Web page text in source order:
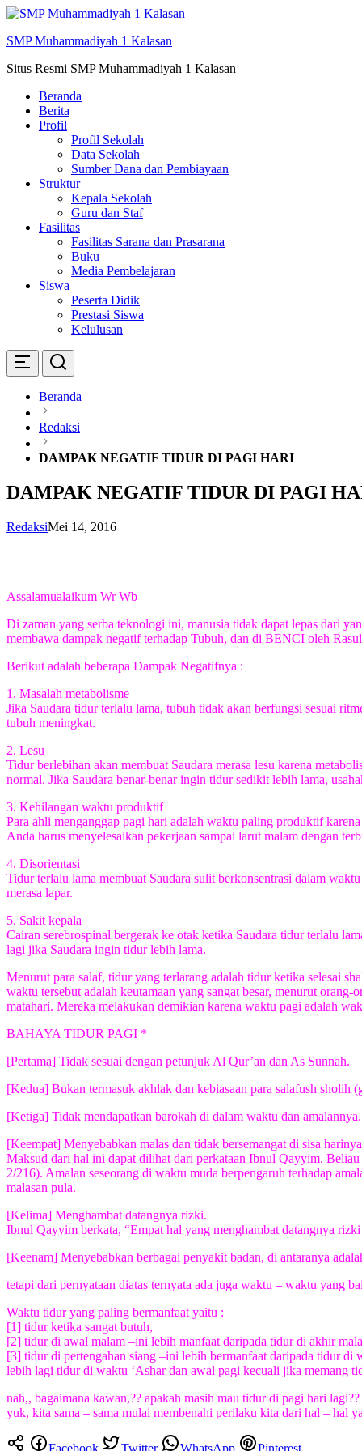
Skip
konten
SMP Muhammadiyah 1 Kalasan
Situs Resmi SMP Muhammadiyah 1 Kalasan
Beranda
Berita
Profil
Profil Sekolah
Data Sekolah
Sumber Dana dan Pembiayaan
Struktur
Kepala Sekolah
Guru dan Staf
Fasilitas
Fasilitas Sarana dan Prasarana
Buku
Media Pembelajaran
Siswa
Peserta Didik
Prestasi Siswa
Kelulusan
Beranda
Redaksi
DAMPAK NEGATIF TIDUR DI PAGI HARI
DAMPAK NEGATIF TIDUR DI PAGI
RedaksiMei 14, 2016
Assalamualaikum Wr Wb
Di zaman yang serba teknologi ini, manusia tidak dapat lepas dari
membawa dampak negatif terhadap Tubuh, dan di BENCI oleh
Berikut adalah beberapa Dampak Negatifnya :
1. Masalah metabolisme
Jika Saudara tidur terlalu lama, tubuh tidak akan berfungsi sesuai
tubuh meningkat.
2. Lesu
Tidur berlebihan akan membuat Saudara merasa lesu karena
normal. Jika Saudara benar-benar ingin tidur sedikit lebih lama,
3. Kehilangan waktu produktif
Para ahli menganggap pagi hari adalah waktu paling produktif
Anda harus menyelesaikan pekerjaan sampai larut malam dengan
4. Disorientasi
Tidur terlalu lama membuat Saudara sulit berkonsentrasi dalam
merasa lapar.
5. Sakit kepala
Cairan serebrospinal bergerak ke otak ketika Saudara tidur terlalu
lagi jika Saudara ingin tidur lebih lama.
Menurut para salaf, tidur yang terlarang adalah tidur ketika selesai
waktu tersebut adalah keutamaan yang sangat besar, menurut
matahari. Mereka melakukan demikian karena waktu pagi adalah
BAHAYA TIDUR PAGI *
[Pertama] Tidak sesuai dengan petunjuk Al Qur’an dan As Sunnah.
[Kedua] Bukan termasuk akhlak dan kebiasaan para salafush sholih
[Ketiga] Tidak mendapatkan barokah di dalam waktu dan amalannya.
[Keempat] Menyebabkan malas dan tidak bersemangat di sisa
Maksud dari hal ini dapat dilihat dari perkataan Ibnul Qayyim.
2/216). Amalan seseorang di waktu muda berpengaruh terhadap
malasan pula.
[Kelima] Menghambat datangnya rizki.
Ibnul Qayyim berkata, “Empat hal yang menghambat datangnya
[Keenam] Menyebabkan berbagai penyakit badan, di antaranya
tetapi dari pernyataan diatas ternyata ada juga waktu – waktu yang
Waktu tidur yang paling bermanfaat yaitu :
[1] tidur ketika sangat butuh,
[2] tidur di awal malam –ini lebih manfaat daripada tidur di akhir
[3] tidur di pertengahan siang –ini lebih bermanfaat daripada tidur
lebih lagi tidur di waktu ‘Ashar dan awal pagi kecuali jika memang
nah,, bagaimana kawan,?? apakah masih mau tidur di pagi hari lagi??
yuk, kita sama – sama mulai membenahi perilaku kita dari hal – hal
Facebook Twitter WhatsApp Pinterest